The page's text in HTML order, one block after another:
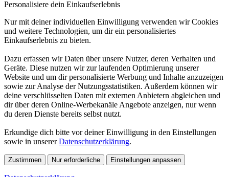
Personalisiere dein Einkaufserlebnis
Nur mit deiner individuellen Einwilligung verwenden wir Cookies
und weitere Technologien, um dir ein personalisiertes
Einkaufserlebnis zu bieten.
Dazu erfassen wir Daten über unsere Nutzer, deren Verhalten und
Geräte. Diese nutzen wir zur laufenden Optimierung unserer
Website und um dir personalisierte Werbung und Inhalte anzuzeigen
sowie zur Analyse der Nutzungsstatistiken. Außerdem können wir
deine verschlüsselten Daten mit externen Anbietern abgleichen und
dir über deren Online-Werbekanäle Angebote anzeigen, nur wenn
du deren Dienste bereits selbst nutzt.
Erkundige dich bitte vor deiner Einwilligung in den Einstellungen
sowie in unsererDatenschutzerklärung.
Zustimmen Nur erforderliche Einstellungen anpassen